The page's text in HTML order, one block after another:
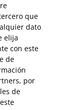
que
dato
elija
con este
de
por
de